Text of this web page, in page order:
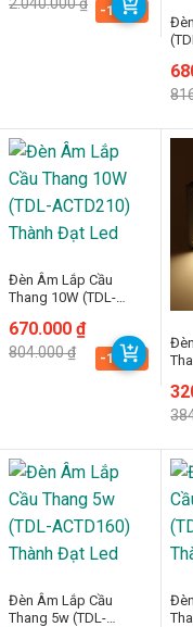
2.040.000₫
là:
tại
-16.7%
Giá
gốc
là:
Giá
hiện
tại
Đèn Âm Lắp Cầu
Thang 10W (TDL-
Led
804.000₫
Giá
gốc
là:
670.000 ₫
Giá
hiện
tại
-16.7%
Giá
gốc
là:
Giá
hiện
tại
Đèn Âm Lắp Cầu
Thang 5w (TDL-